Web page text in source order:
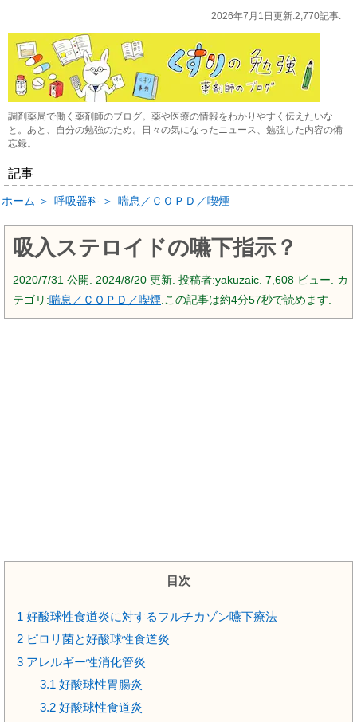
2026年7月1日更新.2,770記事.
調剤薬局で働く薬剤師のブログ。薬や医療の情報をわかりやすく伝えたいな
と。あと、自分の勉強のため。日々の気になったニュース、勉強した内容の備
忘録。
記事
ホーム ＞ 呼吸器科 ＞ 喘息／ＣＯＰＤ／喫煙
吸入ステロイドの嚥下指示？
2020/7/31 公開. 2024/8/20 更新. 投稿者:yakuzaic. 7,608 ビュー. カ
テゴリ:喘息／ＣＯＰＤ／喫煙 .この記事は約4分57秒で読めます.
目次
1 好酸球性食道炎に対するフルチカゾン嚥下療法
2 ピロリ菌と好酸球性食道炎
3 アレルギー性消化管炎
3.1 好酸球性胃腸炎
3.2好酸球性食道炎